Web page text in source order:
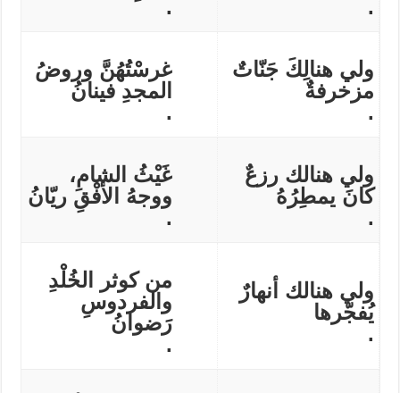
.
.
ولي هنالِكَ جَنّاتٌ
مزخرفةٌ
.
غرسْتُهُنَّ وروضُ
المجدِ فينانُ
.
ولي هنالك رزعٌ
كانَ يمطِرُهُ
.
غَيْثُ الشامِ،
ووجهُ الأفْقِ ريّانُ
.
ولي هنالك أنهارٌ
يُفجّرها
.
من كوثر الخُلْدِ
والفردوسِ
رَضوانُ
.